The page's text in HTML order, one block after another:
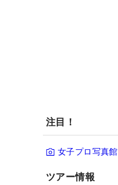
注目！
女子プロ写真館
ツアー情報